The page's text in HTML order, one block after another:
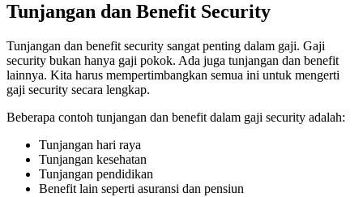
Tunjangan dan Benefit Security
Tunjangan dan benefit security sangat penting dalam gaji. Gaji
security bukan hanya gaji pokok. Ada juga tunjangan dan benefit
lainnya. Kita harus mempertimbangkan semua ini untuk mengerti
gaji security secara lengkap.
Beberapa contoh tunjangan dan benefit dalam gaji security adalah:
Tunjangan hari raya
Tunjangan kesehatan
Tunjangan pendidikan
Benefit lain seperti asuransi dan pensiun